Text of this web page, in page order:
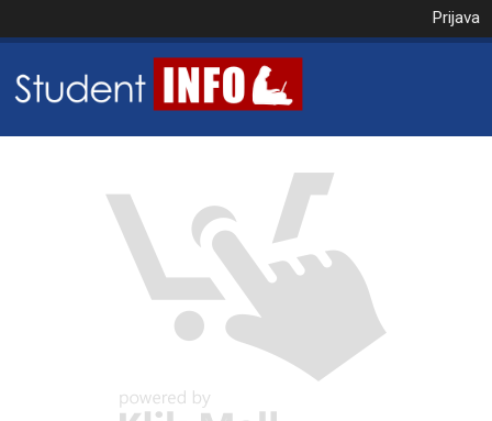
Prijava
VAŠA KOŠARICA JE